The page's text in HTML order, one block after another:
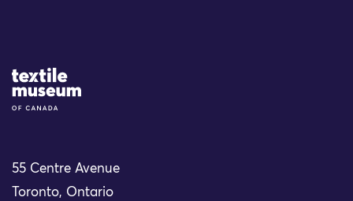
Site Logo
55 Centre Avenue
Toronto, Ontario